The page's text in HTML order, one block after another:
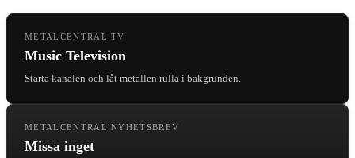
METALCENTRAL TV
Music Television
Starta kanalen och låt metallen rulla i bakgrunden.
METALCENTRAL NYHETSBREV
Missa inget